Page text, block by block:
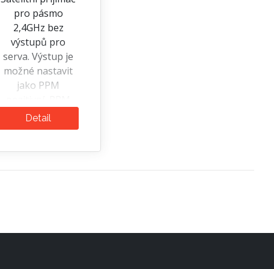
pro pásmo
2,4GHz bez
výstupů pro
serva. Výstup je
možné nastavit
jako PPM
negativní, EX Bus
nebo UDI.
Detail